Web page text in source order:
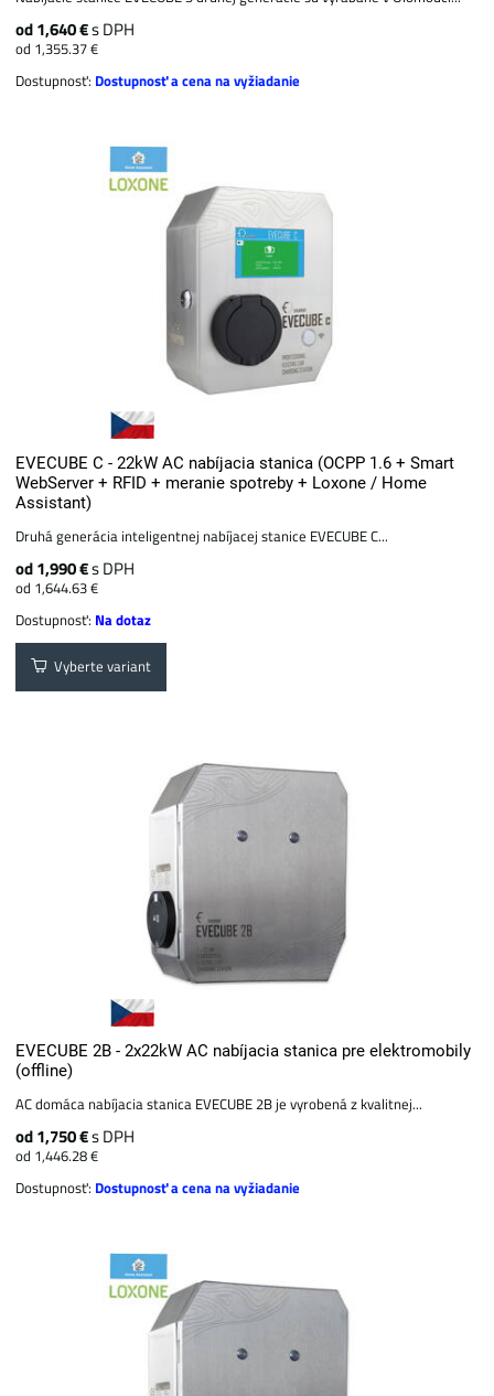
od 1,640 €s DPH
od 1,355.37 €
Dostupnosť: Dostupnosť a cena na vyžiadanie
EVECUBE C - 22kW AC nabíjacia stanica (OCPP 1.6 + Smart
WebServer + RFID + meranie spotreby + Loxone / Home
Assistant)
Druhá generácia inteligentnej nabíjacej stanice EVECUBE C...
od 1,990 €s DPH
od 1,644.63 €
Dostupnosť: Na dotaz
Vyberte variant
EVECUBE 2B - 2x22kW AC nabíjacia stanica pre elektromobily
(offline)
AC domáca nabíjacia stanica EVECUBE 2B je vyrobená z kvalitnej...
od 1,750 €s DPH
od 1,446.28 €
Dostupnosť: Dostupnosť a cena na vyžiadanie